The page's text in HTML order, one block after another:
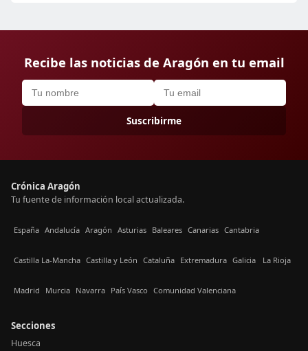
Recibe las noticias de Aragón en tu email
Suscribirme
Crónica Aragón
Tu fuente de información local actualizada.
España Andalucía Aragón Asturias Baleares Canarias Cantabria
Castilla La-Mancha Castilla y León Cataluña Extremadura Galicia La Rioja
Madrid Murcia Navarra País Vasco Comunidad Valenciana
Secciones
Huesca